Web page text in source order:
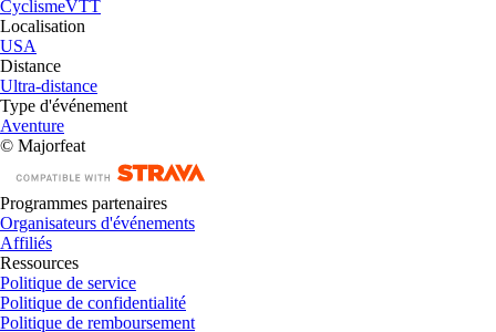
CyclismeVTT
Localisation
USA
Distance
Ultra-distance
Type d'événement
Aventure
© Majorfeat
Programmes partenaires
Organisateurs d'événements
Affiliés
Ressources
Politique de service
Politique de confidentialité
Politique de remboursement